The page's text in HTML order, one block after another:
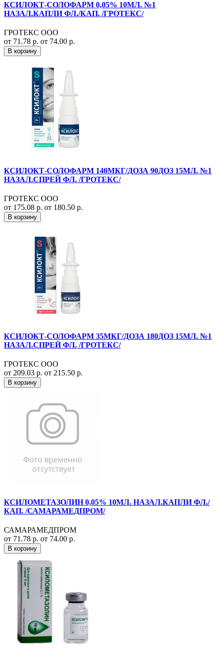
КСИЛОКТ-СОЛОФАРМ 0,05% 10МЛ. №1
НАЗАЛ.КАПЛИ ФЛ./КАП. /ГРОТЕКС/
ГРОТЕКС ООО
от 71.78 р. от 74.00 р.
В корзину
КСИЛОКТ-СОЛОФАРМ 140МКГ/ДОЗА 90ДОЗ 15МЛ. №1
НАЗАЛ.СПРЕЙ ФЛ. /ГРОТЕКС/
ГРОТЕКС ООО
от 175.08 р. от 180.50 р.
В корзину
КСИЛОКТ-СОЛОФАРМ 35МКГ/ДОЗА 180ДОЗ 15МЛ. №1
НАЗАЛ.СПРЕЙ ФЛ. /ГРОТЕКС/
ГРОТЕКС ООО
от 209.03 р. от 215.50 р.
В корзину
КСИЛОМЕТАЗОЛИН 0,05% 10МЛ. НАЗАЛ.КАПЛИ ФЛ./
КАП. /САМАРАМЕДПРОМ/
САМАРАМЕДПРОМ
от 71.78 р. от 74.00 р.
В корзину